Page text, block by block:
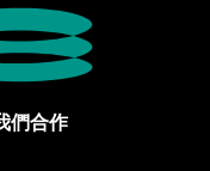
們合作